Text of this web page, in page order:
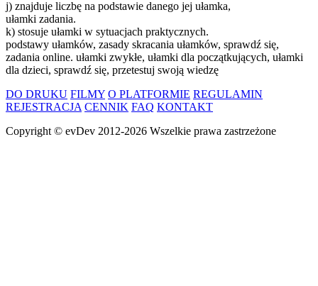
j) znajduje liczbę na podstawie danego jej ułamka,
ułamki zadania.
k) stosuje ułamki w sytuacjach praktycznych.
podstawy ułamków, zasady skracania ułamków, sprawdź się,
zadania online. ułamki zwykłe, ułamki dla początkujących, ułamki
dla dzieci, sprawdź się, przetestuj swoją wiedzę
DO DRUKU FILMY O PLATFORMIE REGULAMIN
REJESTRACJA CENNIK FAQ KONTAKT
Copyright © evDev 2012-2026 Wszelkie prawa zastrzeżone